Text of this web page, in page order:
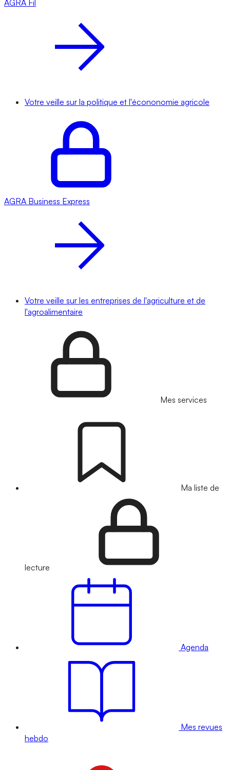
AGRA Fil
Votre veille sur la politique et l'écononomie agricole
AGRA Business Express
Votre veille sur les entreprises de l'agriculture et de
l'agroalimentaire
Mes services
Ma liste de
lecture
Agenda
Mes revues
hebdo